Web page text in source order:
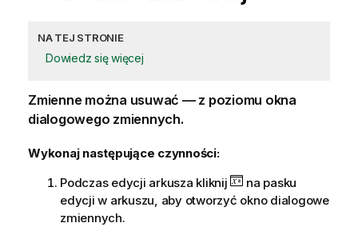
NA TEJ STRONIE
Dowiedz się więcej
Zmiennemożna usuwać — z poziomu okna
dialogowego zmiennych.
Wykonaj następujące czynności:
Podczas edycji arkusza kliknij
na pasku
edycji w arkuszu, aby otworzyć okno dialogowe
zmiennych.